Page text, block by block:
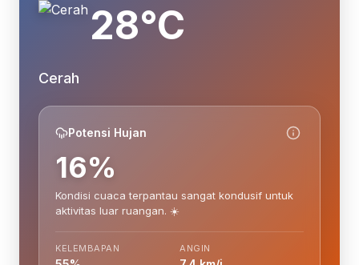
28°C
Cerah
Potensi Hujan
16%
Kondisi cuaca terpantau sangat kondusif untuk
aktivitas luar ruangan. ☀️
KELEMBAPAN ANGIN